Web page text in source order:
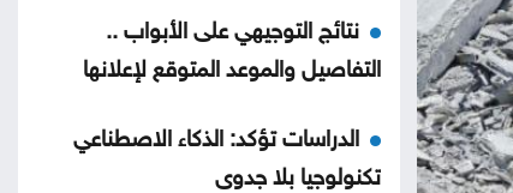
نتائج التوجيهي على الأبواب ..
التفاصيل والموعد المتوقع لإعلانها
الدراسات تؤكد: الذكاء الاصطناعي
تكنولوجيا بلا جدوى